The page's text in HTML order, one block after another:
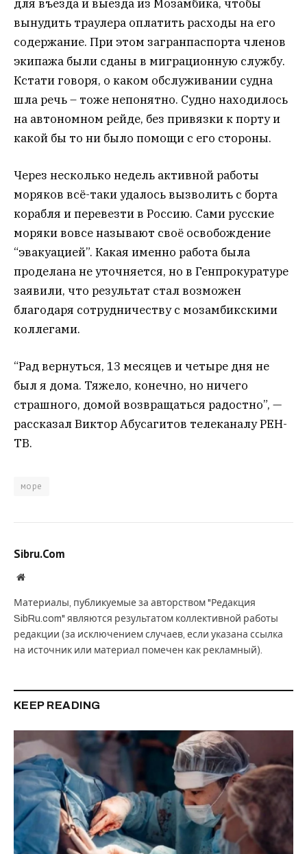
для въезда и выезда из Мозамбика, чтобы
вынудить траулера оплатить расходы на его
содержание. При этом загранпаспорта членов
экипажа были сданы в миграционную службу.
Кстати говоря, о каком обслуживании судна
шла речь – тоже непонятно. Судно находилось
на автономном рейде, без привязки к порту и
какой бы то ни было помощи с его стороны.
Через несколько недель активной работы
моряков всё-таки удалось вызволить с борта
корабля и перевезти в Россию. Сами русские
моряки вовсе называют своё освобождение
“эвакуацией”. Какая именно работа была
проделана не уточняется, но в Генпрокуратуре
заявили, что результат стал возможен
благодаря сотрудничеству с мозамбикскими
коллегами.
“Рад вернуться, 13 месяцев и четыре дня не
был я дома. Тяжело, конечно, но ничего
страшного, домой возвращаться радостно”, —
рассказал Виктор Абусагитов телеканалу РЕН-
ТВ.
море
Sibru.Com
Website
Материалы, публикуемые за авторством "Редакция
SibRu.com" являются результатом коллективной работы
редакции (за исключением случаев, если указана ссылка
на источник или материал помечен как рекламный).
KEEP READING